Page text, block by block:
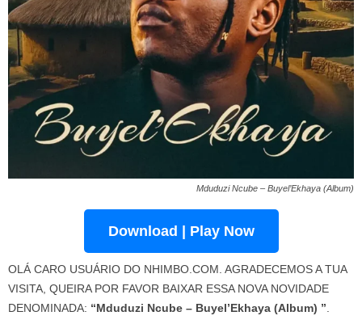
Mduduzi Ncube – Buyel’Ekhaya (Album)
Download | Play Now
OLÁ CARO USUÁRIO DO NHIMBO.COM. AGRADECEMOS A TUA
VISITA, QUEIRA POR FAVOR BAIXAR ESSA NOVA NOVIDADE
DENOMINADA: “Mduduzi Ncube – Buyel’Ekhaya (Album) ”